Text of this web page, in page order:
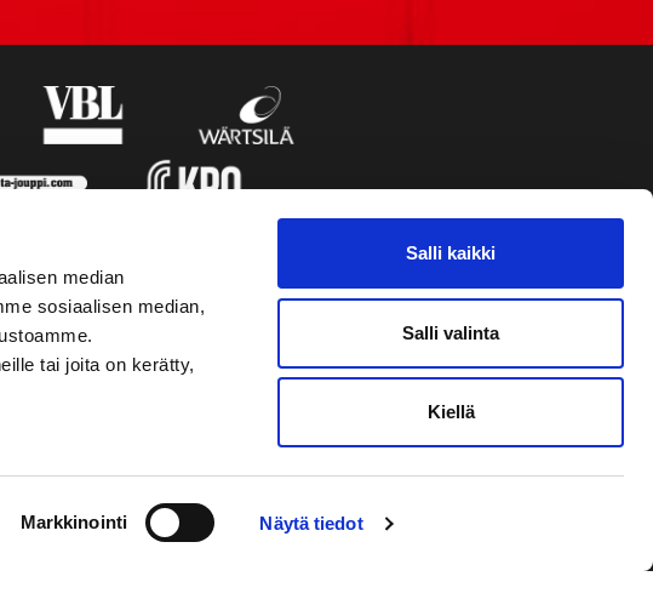
median
sosiaalisen median,
tai joita on kerätty,
Markkinointi Näytä tiedot
Salli kaikki
Salli valinta
Kiellä
VAASAN SPORT
NYHETSBREVET